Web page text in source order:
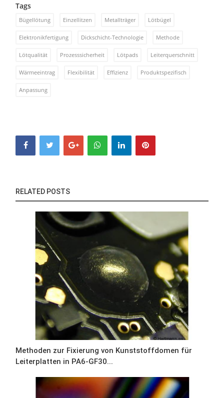
Tags
Bügellötung Einzellitzen Metallträger Lötbügel
Elektronikfertigung Dickschicht-Technologie Methode
Lötqualität Prozesssicherheit Lötpads Leiterquerschnitt
Wärmeeintrag Flexibilität Effizienz Produktspezifisch
Anpassung
RELATED POSTS
Methoden zur Fixierung von Kunststoffdomen für
Leiterplatten in PA6-GF30...